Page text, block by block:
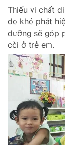
Thiếu vi chất
do khó phát
dưỡng sẽ góp
còi ở trẻ em.